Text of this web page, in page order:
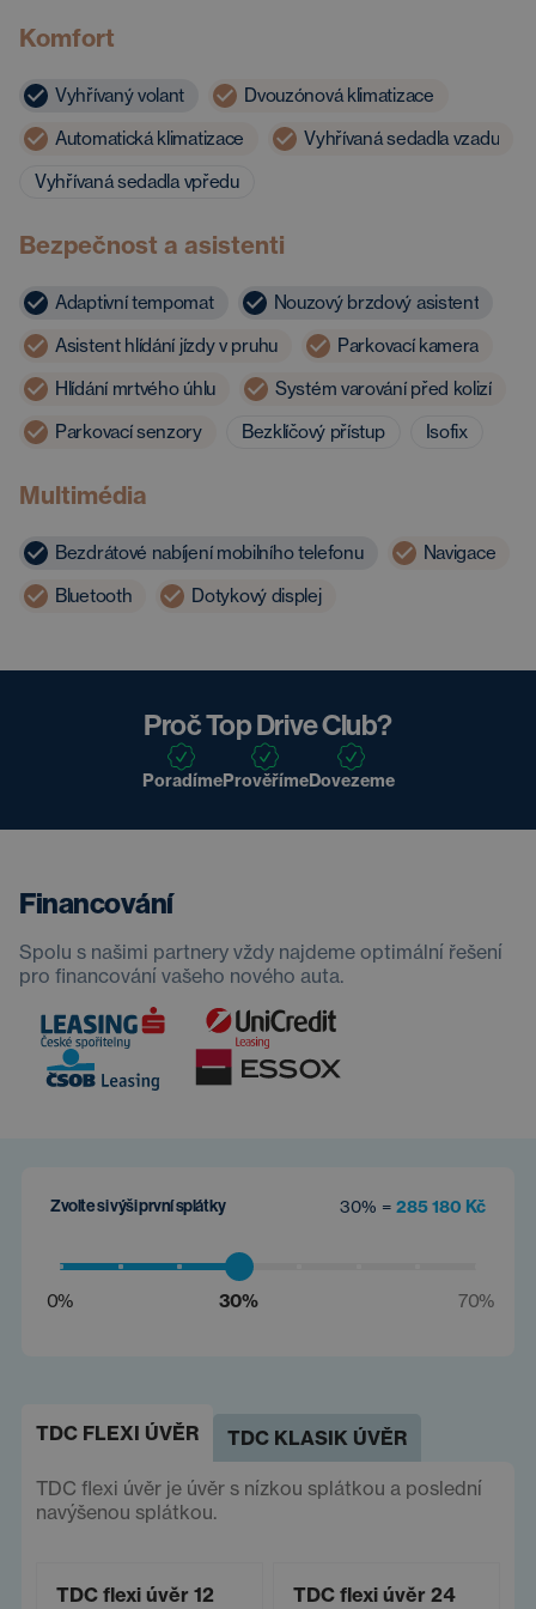
Komfort
Vyhřívaný volant
Dvouzónová klimatizace
Automatická klimatizace
Vyhřívaná sedadla vzadu
Vyhřívaná sedadla vpředu
Bezpečnost a asistenti
Adaptivní tempomat
Nouzový brzdový asistent
Asistent hlídání jízdy v pruhu
Parkovací kamera
Hlídání mrtvého úhlu
Systém varování před kolizí
Parkovací senzory
Bezklíčový přístup Isofix
Multimédia
Bezdrátové nabíjení mobilního telefonu
Navigace
Bluetooth
Dotykový displej
Proč Top Drive Club?
PoradímePrověřímeDovezeme
Financování
Spolu s našimi partnery vždy najdeme optimální řešení
pro financování vašeho nového auta.
Zvolte si výši první splátky 30% = 285 180 Kč
0% 30% 70%
TDC FLEXI ÚVĚR TDC KLASIK ÚVĚR
TDC flexi úvěr je úvěr s nízkou splátkou a poslední
navýšenou splátkou.
TDC flexi úvěr 12 TDC flexi úvěr 24